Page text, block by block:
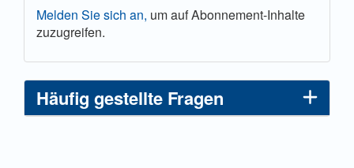
Melden Sie sich an, um auf Abonnement-Inhalte
zuzugreifen.
Häufig gestellte Fragen